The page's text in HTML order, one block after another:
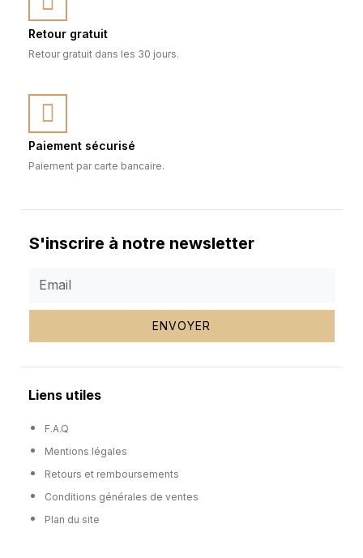
Retour gratuit
Retour gratuit dans les 30 jours.
Paiement sécurisé
Paiement par carte bancaire.
S'inscrire à notre newsletter
ENVOYER
Liens utiles
F.A.Q
Mentions légales
Retours et remboursements
Conditions générales de ventes
Plan du site